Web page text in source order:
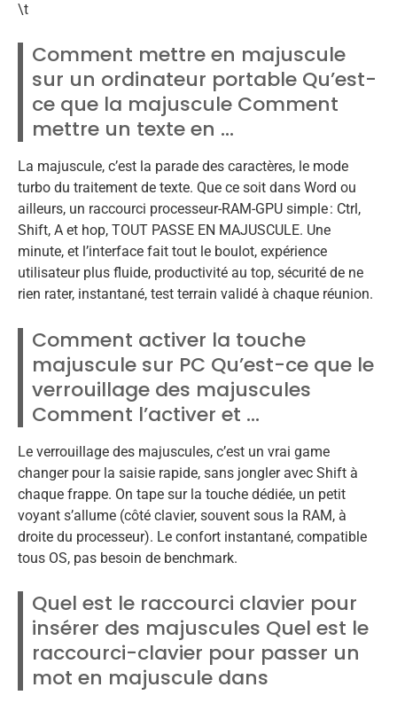
\t
Comment mettre en majuscule
sur un ordinateur portable Qu’est-
ce que la majuscule Comment
mettre un texte en …
La majuscule, c’est la parade des caractères, le mode
turbo du traitement de texte. Que ce soit dans Word ou
ailleurs, un raccourci processeur-RAM-GPU simple : Ctrl,
Shift, A et hop, TOUT PASSE EN MAJUSCULE. Une
minute, et l’interface fait tout le boulot, expérience
utilisateur plus fluide, productivité au top, sécurité de ne
rien rater, instantané, test terrain validé à chaque réunion.
Comment activer la touche
majuscule sur PC Qu’est-ce que le
verrouillage des majuscules
Comment l’activer et …
Le verrouillage des majuscules, c’est un vrai game
changer pour la saisie rapide, sans jongler avec Shift à
chaque frappe. On tape sur la touche dédiée, un petit
voyant s’allume (côté clavier, souvent sous la RAM, à
droite du processeur). Le confort instantané, compatible
tous OS, pas besoin de benchmark.
Quel est le raccourci clavier pour
insérer des majuscules Quel est le
raccourci-clavier pour passer un
mot en majuscule dans